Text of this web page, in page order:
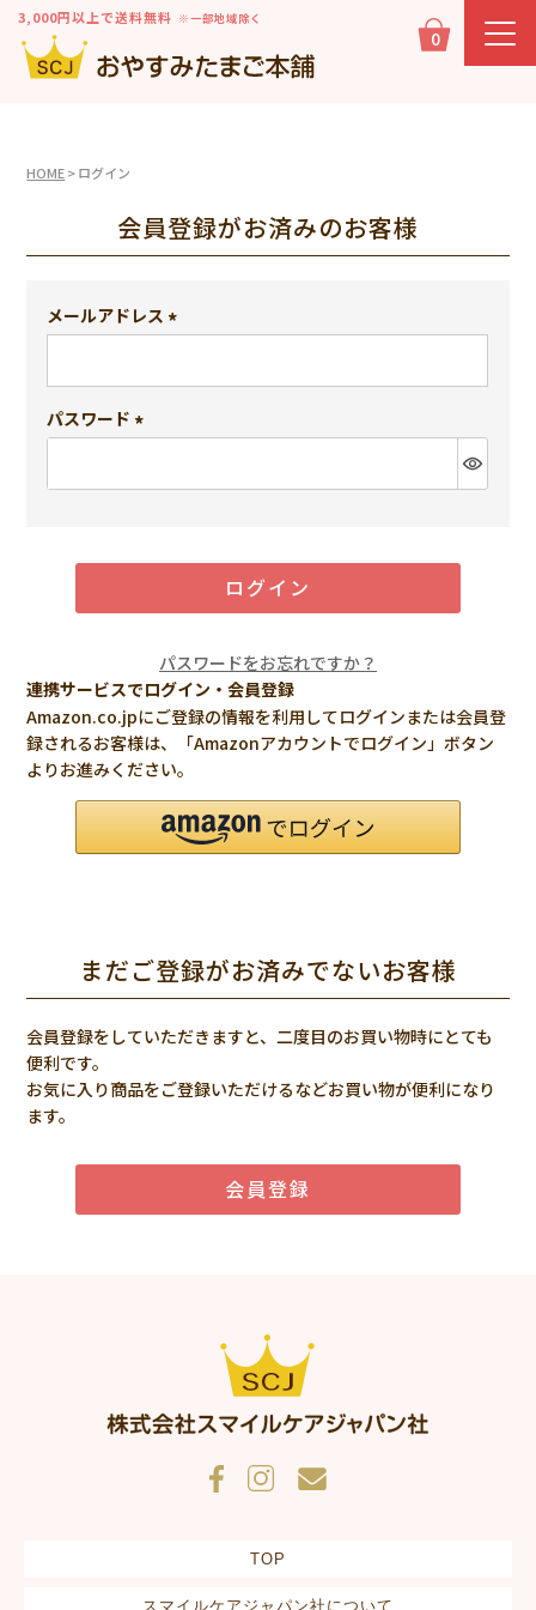
3,000円以上で送料無料 ※一部地域除く
0
HOME ログイン
会員登録がお済みのお客様
メールアドレス
パスワード
ログイン
パスワードをお忘れですか？
連携サービスでログイン・会員登録
Amazon.co.jpにご登録の情報を利用してログインまたは会員登
録されるお客様は、「Amazonアカウントでログイン」ボタン
よりお進みください。
まだご登録がお済みでないお客様
会員登録をしていただきますと、二度目のお買い物時にとても
便利です。
お気に入り商品をご登録いただけるなどお買い物が便利になり
ます。
会員登録
TOP
スマイルケアジャパン社について